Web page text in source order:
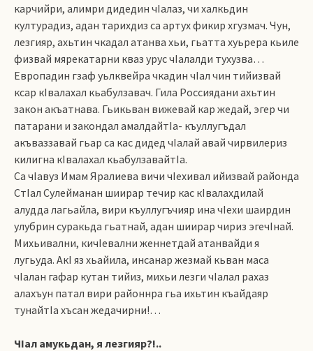
карчийри, алимри дидедин чIалаз, чи халкьдин
културадиз, адан тарихдиз са артух фикир хгузмач. Чун,
лезгияр, ахьтин чкадал атанва хьи, гьатта хуьрера кьиле
физвай мярекатарни кваз урус чIалалди тухузва…
Европадин гзаф уьлквейра чкадин чIал чин тийизвай
ксар кIвалахал кьабулзавач. Гила Россиядани ахьтин
закон акъатнава. Гьикьван вижевай кар жедай, эгер чи
патарани и закондал амалдайтIа- къуллугъдал
акъваззавай гьар са кас дидед чIалай авай чирвилериз
килигна кIвалахал кьабулзавайтIа.
Са чIавуз Имам Яралиева вичи чIехивал ийизвай районда
СтIал Сулейманан шиирар течир кас кIвалахдилай
алудда лагьайла, вири къуллугъчияр ина чIехи шаирдин
улубрин суракьда гьатнай, адан шиирар чириз эгечIнай.
Михьивални, кичIевални женнетдай атанвайди я
лугьуда. АкI яз хьайила, инсанар жезмай кьван маса
чIалан гафар кутан тийиз, михьи лезги чIалал рахаз
алахъун патал вири районнра гьа ихьтин къайдаяр
тунайтIа хъсан жедачирни!…
ЧIал амукьдан, я лезгияр?!..